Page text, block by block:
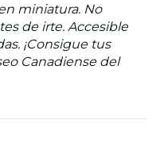
miniatura. No
de irte. Accesible
¡Consigue tus
Canadiense del